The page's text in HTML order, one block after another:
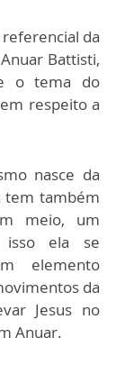
referencial da
Battisti,
o tema do
respeito a
nasce da
tem também
meio, um
isso ela se
elemento
da
Jesus no
Anuar.